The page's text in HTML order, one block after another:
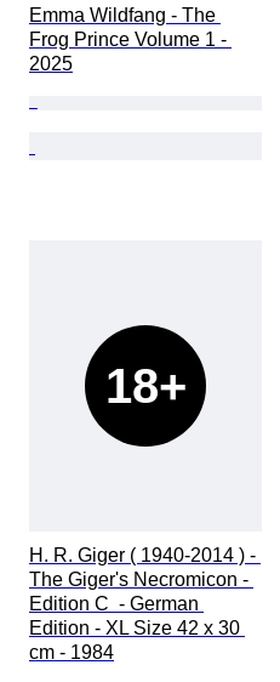
Emma Wildfang - The
Frog Prince Volume 1 -
2025
18+
H. R. Giger ( 1940-2014 ) -
The Giger's Necromicon -
Edition C  - German
Edition - XL Size 42 x 30
cm - 1984